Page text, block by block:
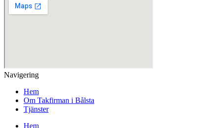
Navigering
Hem
Om Takfirman i Bålsta
Tjänster
Hem